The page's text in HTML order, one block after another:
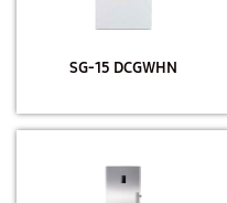
SG-15 DCGWHN